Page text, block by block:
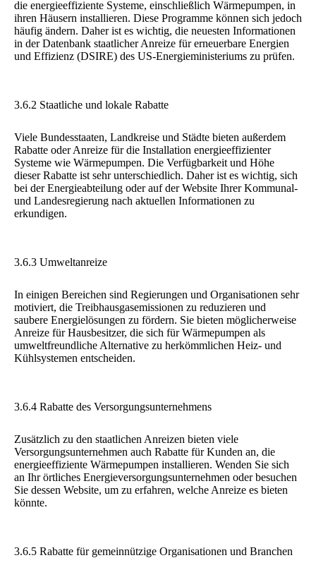
die energieeffiziente Systeme, einschließlich Wärmepumpen, in
ihren Häusern installieren. Diese Programme können sich jedoch
häufig ändern. Daher ist es wichtig, die neuesten Informationen
in der Datenbank staatlicher Anreize für erneuerbare Energien
und Effizienz (DSIRE) des US-Energieministeriums zu prüfen.
3.6.2 Staatliche und lokale Rabatte
Viele Bundesstaaten, Landkreise und Städte bieten außerdem
Rabatte oder Anreize für die Installation energieeffizienter
Systeme wie Wärmepumpen. Die Verfügbarkeit und Höhe
dieser Rabatte ist sehr unterschiedlich. Daher ist es wichtig, sich
bei der Energieabteilung oder auf der Website Ihrer Kommunal-
und Landesregierung nach aktuellen Informationen zu
erkundigen.
3.6.3 Umweltanreize
In einigen Bereichen sind Regierungen und Organisationen sehr
motiviert, die Treibhausgasemissionen zu reduzieren und
saubere Energielösungen zu fördern. Sie bieten möglicherweise
Anreize für Hausbesitzer, die sich für Wärmepumpen als
umweltfreundliche Alternative zu herkömmlichen Heiz- und
Kühlsystemen entscheiden.
3.6.4 Rabatte des Versorgungsunternehmens
Zusätzlich zu den staatlichen Anreizen bieten viele
Versorgungsunternehmen auch Rabatte für Kunden an, die
energieeffiziente Wärmepumpen installieren. Wenden Sie sich
an Ihr örtliches Energieversorgungsunternehmen oder besuchen
Sie dessen Website, um zu erfahren, welche Anreize es bieten
könnte.
3.6.5 Rabatte für gemeinnützige Organisationen und Branchen